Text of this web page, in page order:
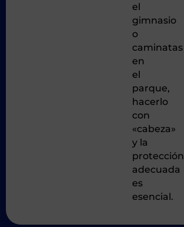
el
gimnasio
o
caminatas
en
el
parque,
hacerlo
con
«cabeza»
y la
protección
adecuada
es
esencial.